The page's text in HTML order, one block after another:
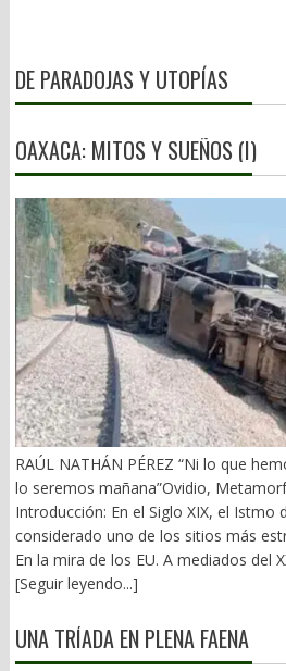
DE PARADOJAS Y UTOPÍAS
OAXACA: MITOS Y SUEÑOS (I)
RAÚL NATHÁN PÉREZ “Ni lo que
lo seremos mañana”Ovidio,
Introducción: En el Siglo XIX, el Istmo
considerado uno de los sitios más
En la mira de los EU. A mediados del
emanados del PRI iniciaron una serie
Transístmico, Proyecto Alfa-Omega,
[Seguir leyendo...]
UNA TRÍADA EN PLENA FAENA